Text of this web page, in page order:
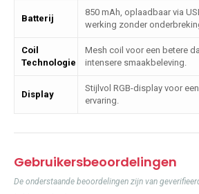
Batterij
850 mAh, oplaadbaar via
werking zonder
Coil
Technologie
Mesh coil voor een betere
intensere smaakbeleving.
Display
Stijlvol RGB-display voor
ervaring.
Gebruikersbeoordelingen
De onderstaande beoordelingen zijn van